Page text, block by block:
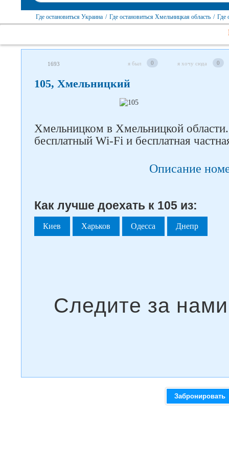
Где остановиться Украина / Где остановиться Хмельницкая область / Где
1693 я был 0 я хочу сюда 0
105, Хмельницкий
Хмельницком в Хмельницкой
бесплатный Wi-Fi и бесплатная
Описание
Как лучше доехать к 105 из:
Киев Харьков Одесса Днепр
Следите за нами в соцсетях
Забронировать